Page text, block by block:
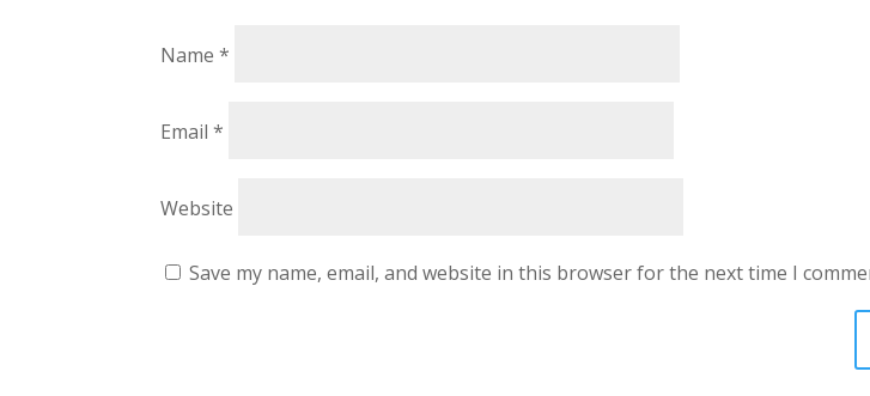
Name*
Email*
Website
Save my name, email, and website in this browser for the next time I